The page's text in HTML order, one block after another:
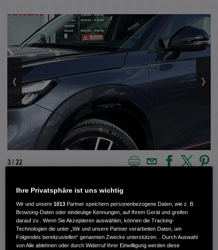
3 / 22
METEOROID GRAY
Innenausstattung Teilleder
Kilometerstand 43.400 km
Ihre Privatsphäre ist uns wichtig
Wir und unsere1013 Partner speichern personenbezogene Daten, wie z. B.
Browsing-Daten oder eindeutige Kennungen, auf Ihrem Gerät und greifen
darauf zu . Wenn Sie Akzeptieren auswählen, können die Tracking-
Technologien die unter „Wir und unsere Partner verarbeiten Daten, um
Folgendes bereitzustellen“ genannten Zwecke unterstützen. . Durch Auswahl
von Alle ablehnen oder durch Widerruf Ihrer Einwilligung werden diese